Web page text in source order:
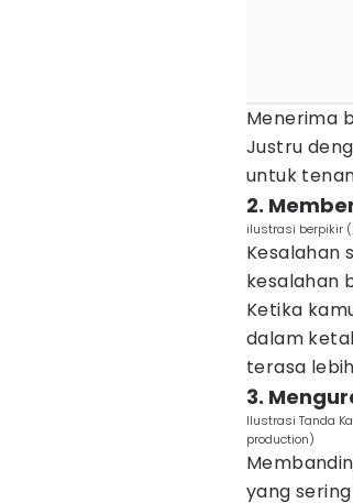
Menerima
Justru
untuk
2.
ilustrasi berpikir
Kesalahan
kesalahan
Ketika
dalam
terasa
3.
Ilustrasi Tanda
production)
yang